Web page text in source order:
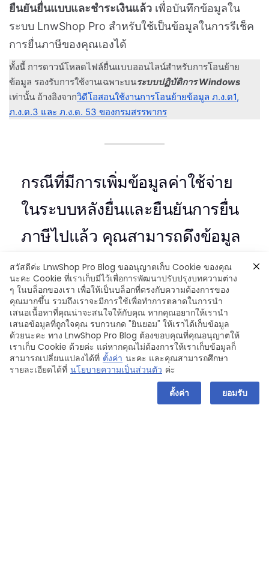
ยืนยันยื่นแบบและชำระเงินแล้ว เพื่อบันทึกข้อมูลใน
ระบบ LnwShop Pro สำหรับใช้เป็นข้อมูลในการรีเช็ค
การยื่นภาษีของคุณเองได้
ทั้งนี้ การดาวน์โหลดไฟล์ยื่นแบบออนไลน์สำหรับการโอนย้าย
ข้อมูล รองรับการใช้งานเฉพาะบนระบบปฏิบัติการ Windows
เท่านั้น อ้างอิงจากวิดีโอสอนใช้งานการโอนย้ายข้อมูล ภ.ง.ด1,
ภ.ง.ด.3 และ ภ.ง.ด. 53 ของกรมสรรพากร
กรณีที่มีการเพิ่มข้อมูลค่าใช้จ่าย
ในระบบหลังยื่นและยืนยันการยื่น
ภาษีไปแล้ว คุณสามารถดึงข้อมูล
เพิ่มเติม โดยระบบจะแสดงข้อมูล
เป็นการยื่นภาษีเพิ่มเติม คุณ
สามารถนำข้อมูลไปยื่นเพิ่มเติมกับ
สรรพากรได้เลย
สวัสดีค่ะ LnwShop Pro Blog ขออนุญาตเก็บ Cookie ของคุณ
นะคะ Cookie ที่เราเก็บมีไว้เพื่อการพัฒนาปรับปรุงบทความต่าง
ๆ ในบล็อกของเรา เพื่อให้เป็นบล็อกที่ตรงกับความต้องการของ
คุณมากขึ้น รวมถึงเราจะมีการใช้เพื่อทำการตลาดในการนำ
เสนอเนื้อหาที่คุณน่าจะสนใจให้กับคุณ หากคุณอยากให้เรานำ
เสนอข้อมูลที่ถูกใจคุณ รบกวนกด "ยินยอม" ให้เราได้เก็บข้อมูล
ด้วยนะคะ ทาง LnwShop Pro Blog ต้องขอบคุณที่คุณอนุญาตให้
เราเก็บ Cookie ด้วยค่ะ แต่หากคุณไม่ต้องการให้เราเก็บข้อมูลก็
สามารถเปลี่ยนแปลงได้ที่ ตั้งค่า นะคะ และคุณสามารถศึกษา
รายละเอียดได้ที่ นโยบายความเป็นส่วนตัว ค่ะ
ตั้งค่า
ยอมรับ